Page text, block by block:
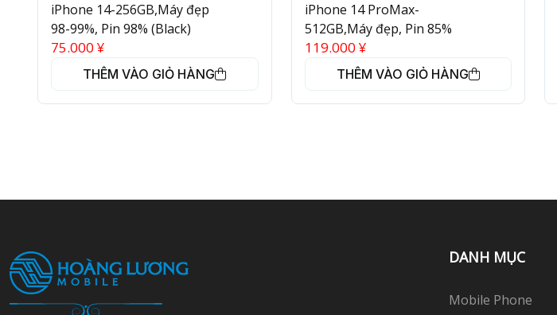
iPhone 14-256GB,Máy đẹp
98-99%, Pin 98% (Black)
75.000 ¥
THÊM VÀO GIỎ HÀNG
iPhone 14 ProMax-
512GB,Máy đẹp, Pin 85%
119.000 ¥
THÊM VÀO GIỎ HÀNG
DANH MỤC
Mobile Phone